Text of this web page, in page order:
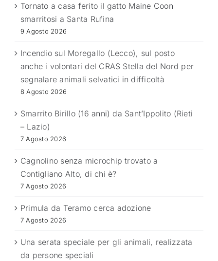
Tornato a casa ferito il gatto Maine Coon
smarritosi a Santa Rufina
9 Agosto 2026
Incendio sul Moregallo (Lecco), sul posto
anche i volontari del CRAS Stella del Nord per
segnalare animali selvatici in difficoltà
8 Agosto 2026
Smarrito Birillo (16 anni) da Sant’Ippolito (Rieti
– Lazio)
7 Agosto 2026
Cagnolino senza microchip trovato a
Contigliano Alto, di chi è?
7 Agosto 2026
Primula da Teramo cerca adozione
7 Agosto 2026
Una serata speciale per gli animali, realizzata
da persone speciali